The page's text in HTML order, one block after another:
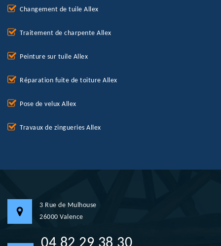
Changement de tuile Allex
Traitement de charpente Allex
Peinture sur tuile Allex
Réparation fuite de toiture Allex
Pose de velux Allex
Travaux de zingueries Allex
3 Rue de Mulhouse
26000 Valence